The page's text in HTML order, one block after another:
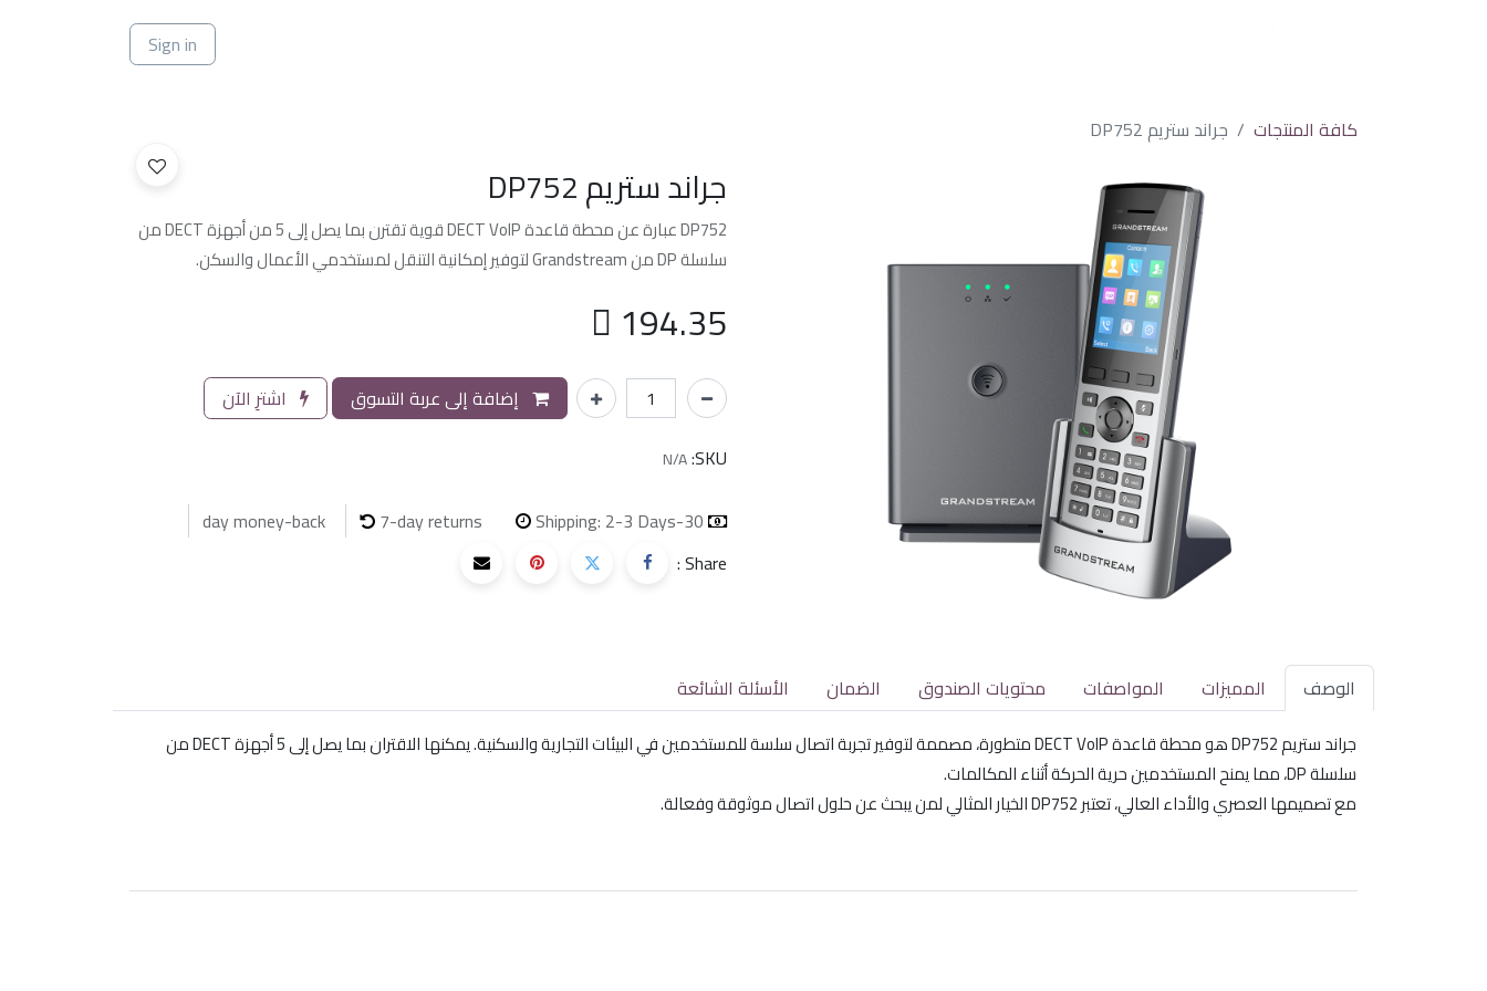
Sign in
كافة المنتجات جراند ستريم DP752
جراند ستريم DP752
DP752 عبارة عن محطة قاعدة DECT VoIP قوية تقترن بما يصل إلى 5 من أجهزة DECT من
سلسلة DP من Grandstream لتوفير إمكانية التنقل لمستخدمي الأعمال والسكن.
 194.35
إضافة إلى عربة التسوق
اشترِ الآن
SKU:
N/A
30-day money-back
7-day returns
Shipping: 2-3 Days
Share :
الوصف المميزات المواصفات محتويات الصندوق الضمان الأسئلة الشائعة
جراند ستريم DP752 هو محطة قاعدة DECT VoIP متطورة، مصممة لتوفير تجربة اتصال سلسة للمستخدمين في البيئات التجارية والسكنية. يمكنها الاقتران بما يصل إلى 5 أجهزة DECT من
سلسلة DP، مما يمنح المستخدمين حرية الحركة أثناء المكالمات.
مع تصميمها العصري والأداء العالي، تعتبر DP752 الخيار المثالي لمن يبحث عن حلول اتصال موثوقة وفعالة.